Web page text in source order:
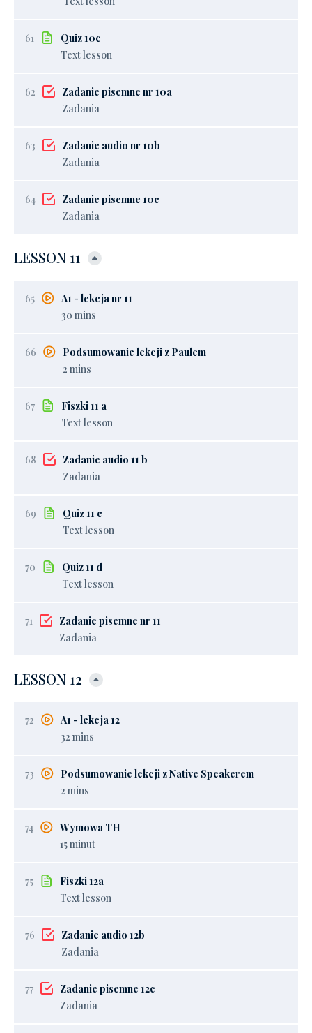
61
Quiz 10c
Text lesson
62
Zadanie pisemne nr 10a
Zadania
63
Zadanie audio nr 10b
Zadania
64
Zadanie pisemne 10c
Zadania
LESSON 11
65
A1 - lekcja nr 11
30 mins
66
Podsumowanie lekcji z Paulem
2 mins
67
Fiszki 11 a
Text lesson
68
Zadanie audio 11 b
Zadania
69
Quiz 11 c
Text lesson
70
Quiz 11 d
Text lesson
71
Zadanie pisemne nr 11
Zadania
LESSON 12
72
A1 - lekcja 12
32 mins
73
Podsumowanie lekcji z Native Speakerem
2 mins
74
Wymowa TH
15 minut
75
Fiszki 12a
Text lesson
76
Zadanie audio 12b
Zadania
77
Zadanie pisemne 12c
Zadania